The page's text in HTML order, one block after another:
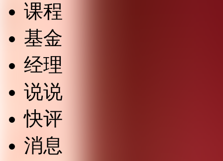
课程
基金
经理
说说
快评
消息